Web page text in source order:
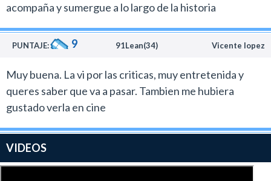
acompaña y sumergue a lo largo de la historia
PUNTAJE: 9 91Lean(34) Vicente lopez
Muy buena. La vi por las criticas, muy entretenida y
queres saber que va a pasar. Tambien me hubiera
gustado verla en cine
VIDEOS